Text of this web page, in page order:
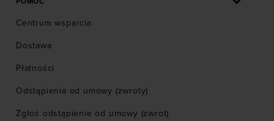
Centrum wsparcia
Dostawa
Płatności
Odstąpienia od umowy (zwroty)
Zgłoś odstąpienie od umowy (zwrot)